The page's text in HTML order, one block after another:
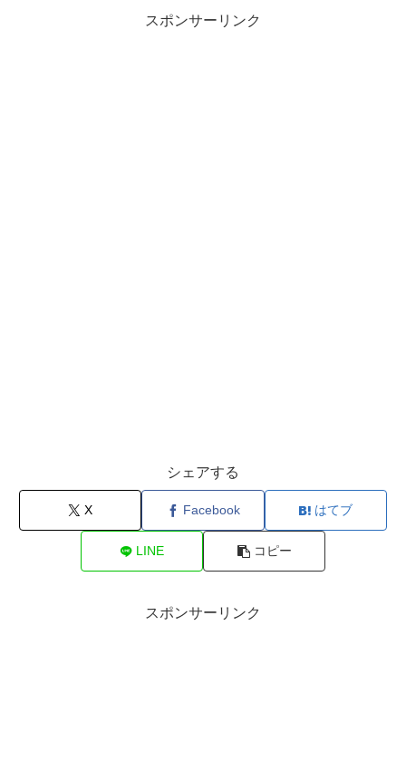
スポンサーリンク
シェアする
X Facebook はてブ
LINE コピー
スポンサーリンク